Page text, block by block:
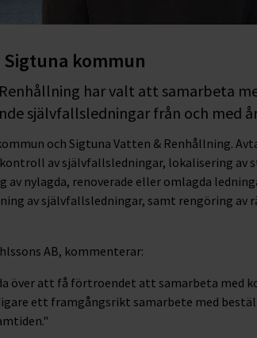
kommun
har valt att samarbeta
självfallsledningar från och med
och Sigtuna Vatten & Renhållning.
av självfallsledningar, lokalisering av
nylagda, renoverade eller omlagda
av självfallsledningar, samt rengöring av
AB, kommenterar:
över att få förtroendet att samarbeta med
ett framgångsrikt samarbete med